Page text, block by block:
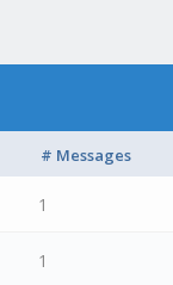
# Messages
1
1